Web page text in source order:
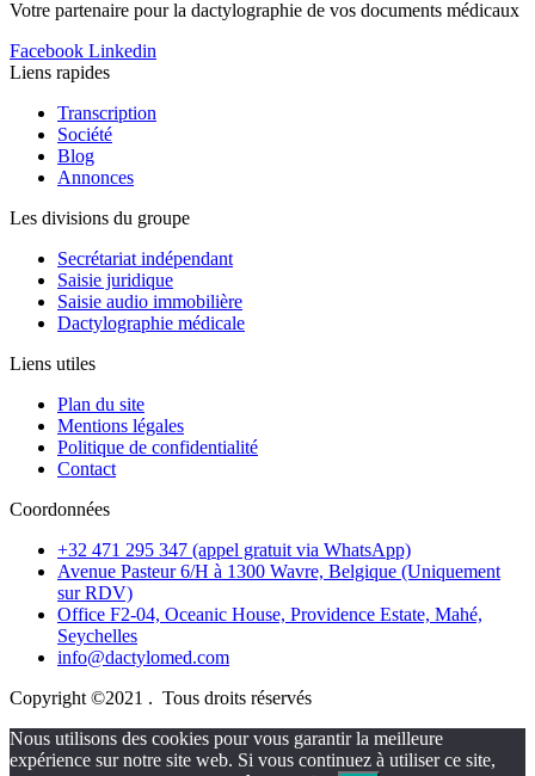
Votre partenaire pour la dactylographie de vos documents médicaux
Facebook Linkedin
Liens rapides
Transcription
Société
Blog
Annonces
Les divisions du groupe
Secrétariat indépendant
Saisie juridique
Saisie audio immobilière
Dactylographie médicale
Liens utiles
Plan du site
Mentions légales
Politique de confidentialité
Contact
Coordonnées
+32 471 295 347 (appel gratuit via WhatsApp)
Avenue Pasteur 6/H à 1300 Wavre, Belgique (Uniquement
sur RDV)
Office F2-04, Oceanic House, Providence Estate, Mahé,
Seychelles
info@dactylomed.com
Copyright ©2021 . Tous droits réservés
Nous utilisons des cookies pour vous garantir la meilleure
expérience sur notre site web. Si vous continuez à utiliser ce site,